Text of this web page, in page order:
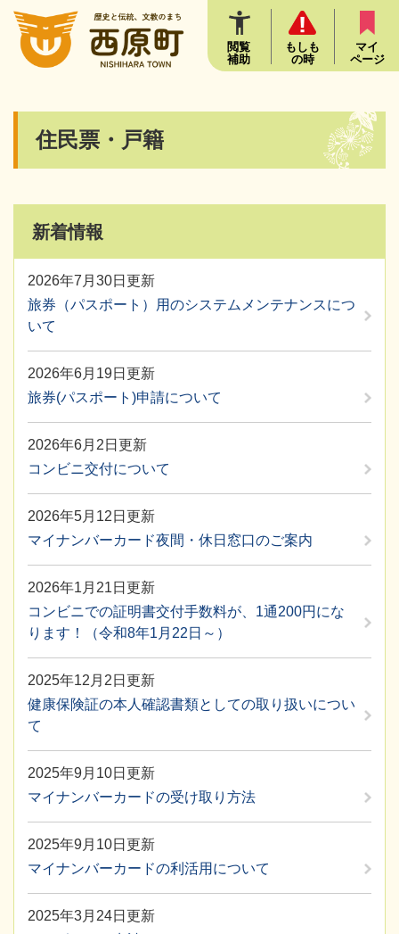
メニューを飛ばして本文へ
閲覧
補助
もしも
の時
マイ
ページ
住民票・戸籍
新着情報
2026年7月30日更新
旅券（パスポート）用のシステムメンテナンスにつ
いて
2026年6月19日更新
旅券(パスポート)申請について
2026年6月2日更新
コンビニ交付について
2026年5月12日更新
マイナンバーカード夜間・休日窓口のご案内
2026年1月21日更新
コンビニでの証明書交付手数料が、1通200円にな
ります！（令和8年1月22日～）
2025年12月2日更新
健康保険証の本人確認書類としての取り扱いについ
て
2025年9月10日更新
マイナンバーカードの受け取り方法
2025年9月10日更新
マイナンバーカードの利活用について
2025年3月24日更新